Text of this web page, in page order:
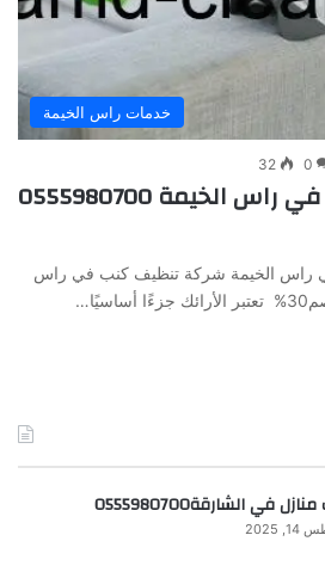
خدمات راس الخيمة
0
32
شركة تنظيف كنب في راس الخيمة 0555980700
راس الخيمة شركة تنظيف كنب في راس
في الشارقة0555980700
2025